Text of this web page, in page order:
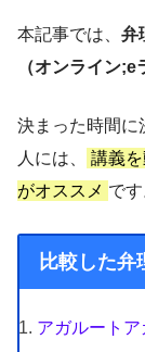
本記事では、 弁
（オンライン;e
決まった時間に
人には、
講義
がオススメ です
比較した弁
アガルートア